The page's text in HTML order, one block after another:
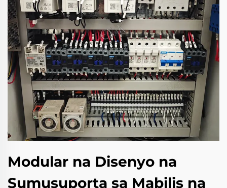
Modular na Disenyo na
Sumusuporta sa Mabilis na